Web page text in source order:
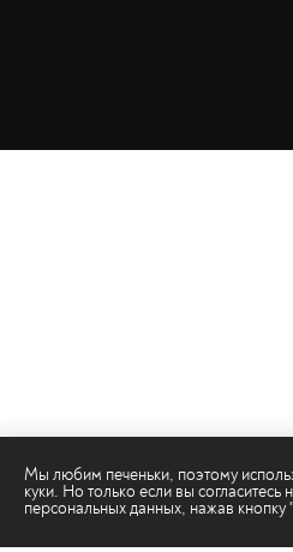
Мы любим печеньки, поэтому
куки. Но только если вы согласитесь
персональных данных, нажав
Онлайн-
Все
Все